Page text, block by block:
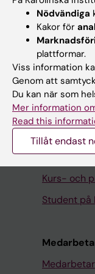
Student
Ladok
Canvas
Schema
Kurs- och
Student på
Nödvändiga
Kakor för
plattformar.
Viss information
Genom att
Du kan när som
Mer information
Read this
Tillåt endast